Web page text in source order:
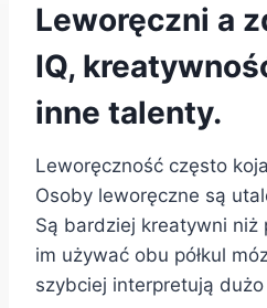
Leworęczni a
IQ,
inne talenty.
Leworęczność często
Osoby leworęczne są
Są bardziej kreatywni niż
im używać obu półkul
szybciej interpretują